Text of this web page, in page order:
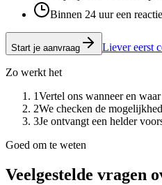
Binnen 24 uur een reactie
Start je aanvraag Liever eerst
Zo werkt het
1Vertel ons wanneer en
2We checken de
3Je ontvangt een helder
Goed om te weten
Veelgestelde vragen